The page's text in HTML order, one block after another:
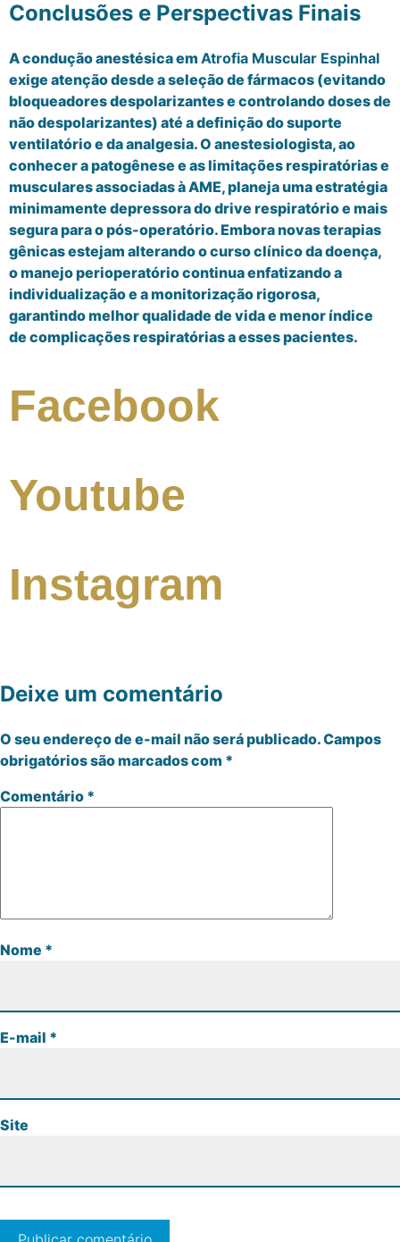
Conclusões e Perspectivas Finais
A condução anestésica em Atrofia Muscular Espinhal
exige atenção desde a seleção de fármacos (evitando
bloqueadores despolarizantes e controlando doses de
não despolarizantes) até a definição do suporte
ventilatório e da analgesia. O anestesiologista, ao
conhecer a patogênese e as limitações respiratórias e
musculares associadas à AME, planeja uma estratégia
minimamente depressora do drive respiratório e mais
segura para o pós-operatório. Embora novas terapias
gênicas estejam alterando o curso clínico da doença,
o manejo perioperatório continua enfatizando a
individualização e a monitorização rigorosa,
garantindo melhor qualidade de vida e menor índice
de complicações respiratórias a esses pacientes.
Facebook
Youtube
Instagram
Deixe um comentário
O seu endereço de e-mail não será publicado.Campos
obrigatórios são marcados com *
Comentário *
Nome *
E-mail *
Site